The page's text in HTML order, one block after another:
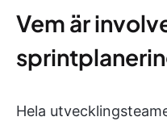
Vem är
Hela